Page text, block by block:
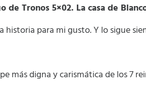
de Tronos 5×02. La casa de
historia para mi gusto. Y lo sigue
más digna y carismática de los 7